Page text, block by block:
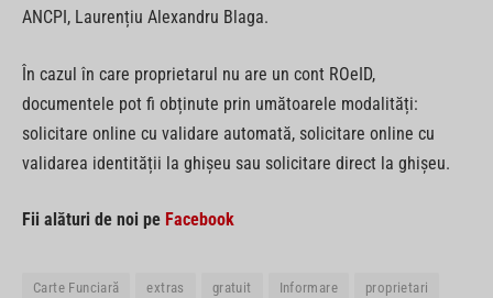
ANCPI, Laurențiu Alexandru Blaga.
În cazul în care proprietarul nu are un cont ROeID,
documentele pot fi obținute prin umătoarele modalități:
solicitare online cu validare automată, solicitare online cu
validarea identității la ghișeu sau solicitare direct la ghișeu.
Fii alături de noi pe Facebook
Carte Funciară extras gratuit Informare proprietari